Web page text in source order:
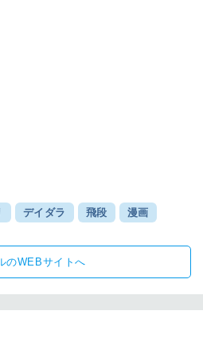
デイダラ 飛段 漫画
のWEBサイトへ